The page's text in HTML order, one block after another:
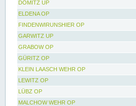
DÖMITZ UP
ELDENA OP
FINDENWIRUNSHIER OP
GARWITZ UP
GRABOW OP
GÜRITZ OP
KLEIN LAASCH WEHR OP
LEWITZ OP
LÜBZ OP
MALCHOW WEHR OP